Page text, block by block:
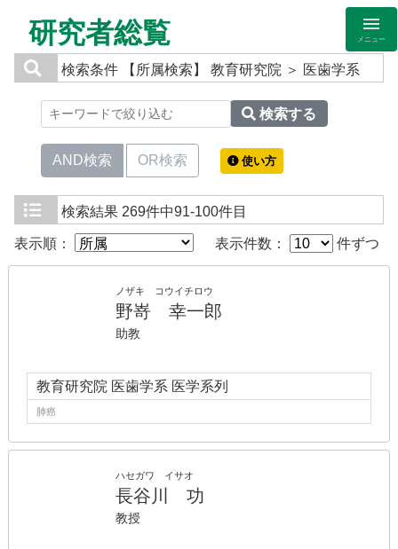
研究者総覧 メニュー
検索条件 【所属検索】 教育研究院 ＞ 医歯学系
検索する
AND検索 OR検索 使い方
検索結果 269件中91-100件目
表示順： 表示件数： 件ずつ
ノザキ コウイチロウ
野嵜 幸一郎
助教
教育研究院 医歯学系 医学系列
肺癌
ハセガワ イサオ
長谷川 功
教授